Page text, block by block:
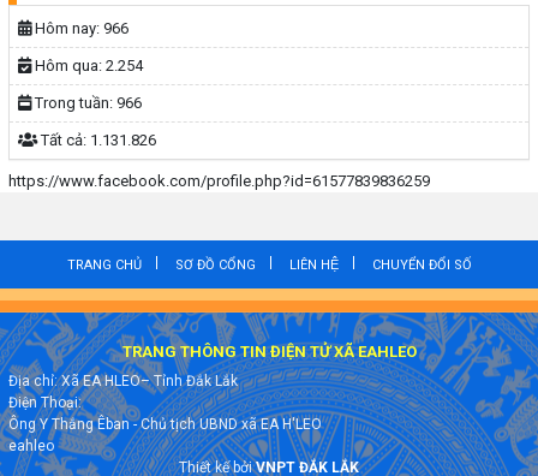
Hôm nay: 966
Hôm qua: 2.254
Trong tuần: 966
Tất cả: 1.131.826
https://www.facebook.com/profile.php?id=61577839836259
TRANG CHỦ SƠ ĐỒ CỔNG LIÊN HỆ CHUYỂN ĐỔI SỐ
TRANG THÔNG TIN ĐIỆN TỬ XÃ EAHLEO
Địa chỉ: Xã EA HLEO– Tỉnh Đắk Lắk
Điện Thoại:
Ông Y Thắng Êban - Chủ tịch UBND xã EA H'LEO
eahleo
Thiết kế bởiVNPT ĐẮK LẮK